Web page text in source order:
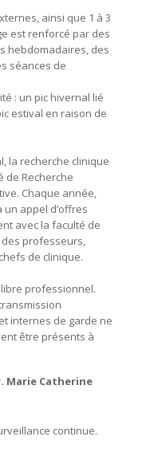
ainsi que 1 à 3
est renforcé par des
hebdomadaires, des
séances de
: un pic hivernal lié
estival en raison de
la recherche clinique
de Recherche
Chaque année,
appel d’offres
avec la faculté de
professeurs,
de clinique.
professionnel.
internes de garde ne
être présents à
Marie Catherine
continue.